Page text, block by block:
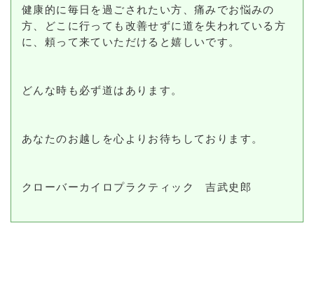
健康的に毎日を過ごされたい方、痛みでお悩みの
方、どこに行っても改善せずに道を失われている方
に、頼って来ていただけると嬉しいです。
どんな時も必ず道はあります。
あなたのお越しを心よりお待ちしております。
クローバーカイロプラクティック 吉武史郎